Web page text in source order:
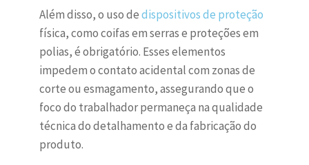
Além disso, o uso dedispositivos de proteção
física, como coifas em serras e proteções em
polias, é obrigatório. Esses elementos
impedem o contato acidental com zonas de
corte ou esmagamento, assegurando que o
foco do trabalhador permaneça na qualidade
técnica do detalhamento e da fabricação do
produto.